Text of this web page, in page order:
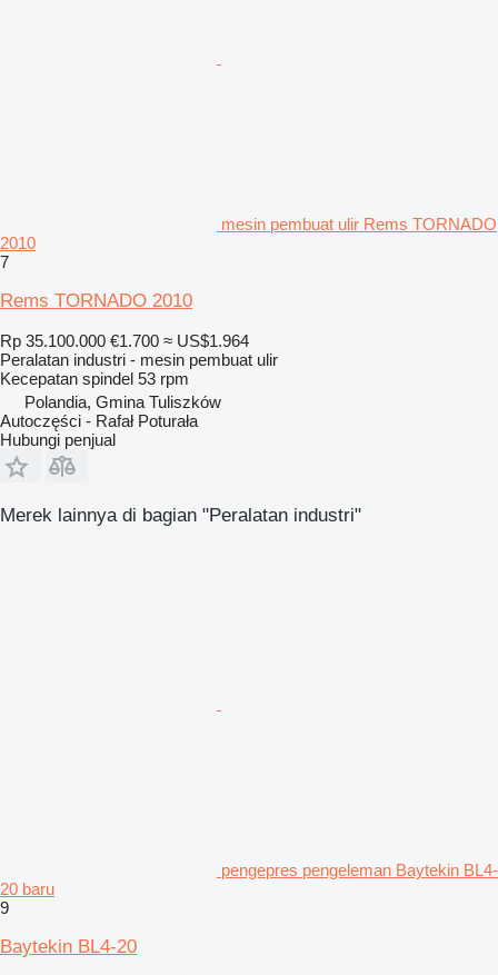
mesin pembuat ulir Rems TORNADO
2010
7
Rems TORNADO 2010
Rp 35.100.000 €1.700 ≈ US$1.964
Peralatan industri - mesin pembuat ulir
Kecepatan spindel 53 rpm
Polandia, Gmina Tuliszków
Autoczęści - Rafał Poturała
Hubungi penjual
Merek lainnya di bagian "Peralatan industri"
pengepres pengeleman Baytekin BL4-
20 baru
9
Baytekin BL4-20